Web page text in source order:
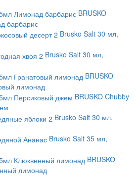
BRUSKO
барбарис
Brusko Salt 30 мл,
Brusko Salt 30 мл,
BRUSKO
лимонад
BRUSKO Chubby
Brusko Salt 30 мл,
Brusko Salt 35 мл,
BRUSKO
лимонад